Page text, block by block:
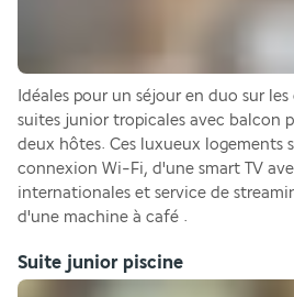
Idéales pour un séjour en duo sur
suites junior tropicales avec balcon
deux hôtes. Ces luxueux logements
connexion Wi-Fi, d'une smart TV
internationales et service de
d'une machine à café .
Suite junior piscine